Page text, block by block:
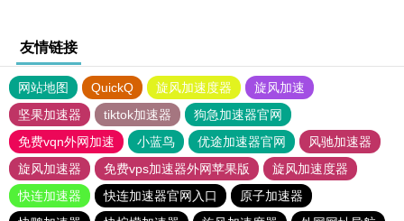
友情链接
网站地图 QuickQ 旋风加速度器
旋风加速
坚果加速器
tiktok加速器
狗急加速器官网
免费vqn外网加速
小蓝鸟 优途加速器官网
风驰加速器
旋风加速器
免费vps加速器外网苹果版
旋风加速度器
快连加速器
快连加速器官网入口
原子加速器